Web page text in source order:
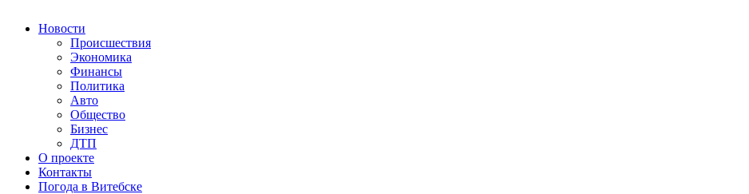
Новости
Происшествия
Экономика
Финансы
Политика
Авто
Общество
Бизнес
ДТП
О проекте
Контакты
Погода в Витебске